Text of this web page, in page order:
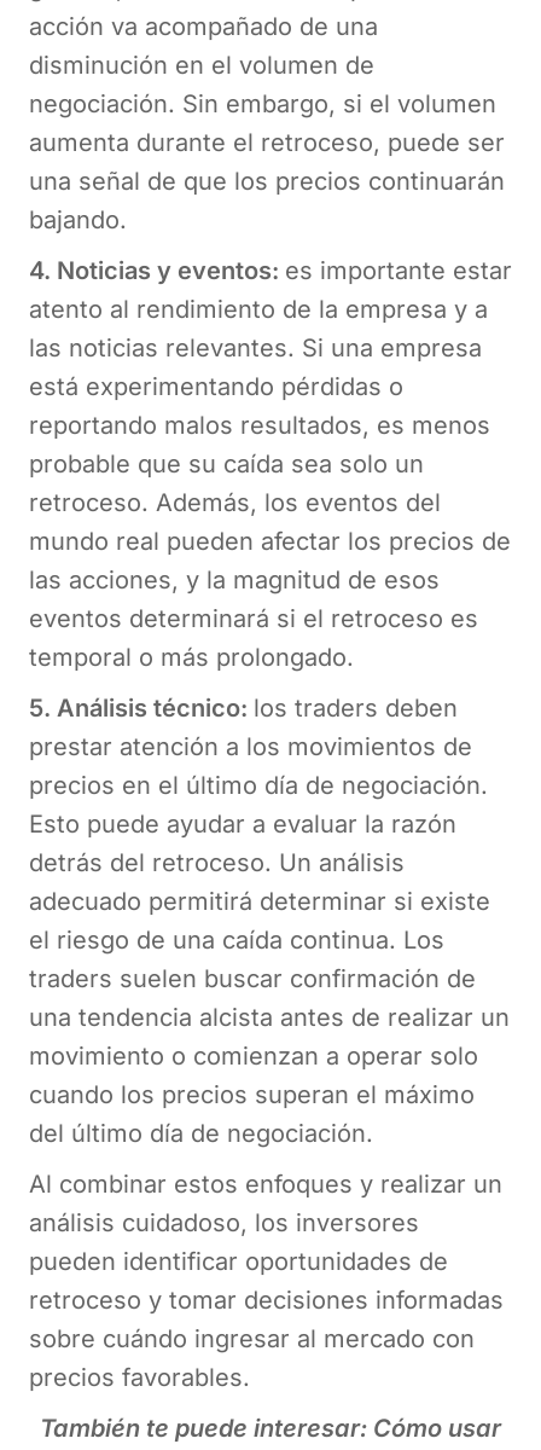
acción va acompañado de una
disminución en el volumen de
negociación. Sin embargo, si el volumen
aumenta durante el retroceso, puede ser
una señal de que los precios continuarán
bajando.
4. Noticias y eventos: es importante estar
atento al rendimiento de la empresa y a
las noticias relevantes. Si una empresa
está experimentando pérdidas o
reportando malos resultados, es menos
probable que su caída sea solo un
retroceso. Además, los eventos del
mundo real pueden afectar los precios de
las acciones, y la magnitud de esos
eventos determinará si el retroceso es
temporal o más prolongado.
5. Análisis técnico: los traders deben
prestar atención a los movimientos de
precios en el último día de negociación.
Esto puede ayudar a evaluar la razón
detrás del retroceso. Un análisis
adecuado permitirá determinar si existe
el riesgo de una caída continua. Los
traders suelen buscar confirmación de
una tendencia alcista antes de realizar un
movimiento o comienzan a operar solo
cuando los precios superan el máximo
del último día de negociación.
Al combinar estos enfoques y realizar un
análisis cuidadoso, los inversores
pueden identificar oportunidades de
retroceso y tomar decisiones informadas
sobre cuándo ingresar al mercado con
precios favorables.
También te puede interesar: Cómo usar